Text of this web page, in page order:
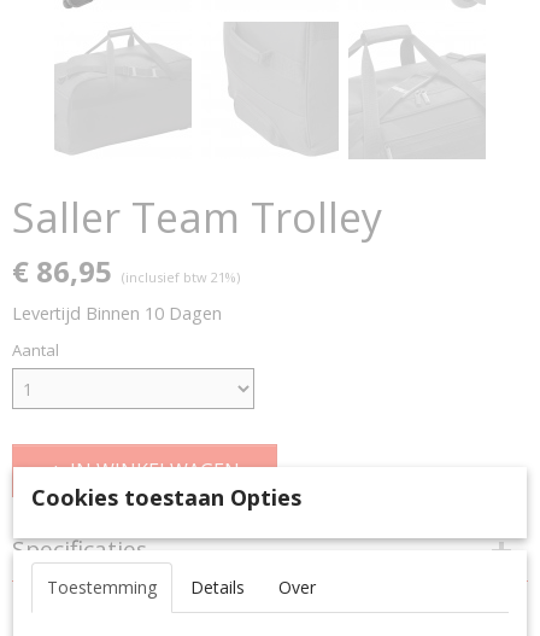
Saller Team Trolley
€ 86,95 (inclusief btw 21%)
Levertijd Binnen 10 Dagen
Aantal
IN WINKELWAGEN
Specificaties
Productcode
3024
Omschrijving
Cookies toestaan Opties
Toestemming Details Over